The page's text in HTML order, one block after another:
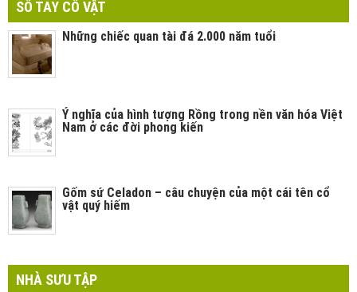
SỔ TAY CỔ VẬT
Những chiếc quan tài đá 2.000 năm tuổi
Ý nghĩa của hình tượng Rồng trong nền văn hóa Việt
Nam ở các đời phong kiến
Gốm sứ Celadon – câu chuyện của một cái tên cổ
vật quý hiếm
NHÀ SƯU TẬP